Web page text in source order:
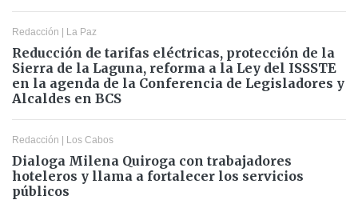
Redacción | La Paz
Reducción de tarifas eléctricas, protección de la
Sierra de la Laguna, reforma a la Ley del ISSSTE
en la agenda de la Conferencia de Legisladores y
Alcaldes en BCS
Redacción | Los Cabos
Dialoga Milena Quiroga con trabajadores
hoteleros y llama a fortalecer los servicios
públicos